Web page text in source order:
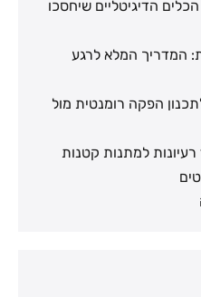
הדיגיטליים שיחסכו
המדריך המלא לרגע
הפקה רומנטית מול
לאורחים בחתונה: 10 רעיונות למתנות קטנות